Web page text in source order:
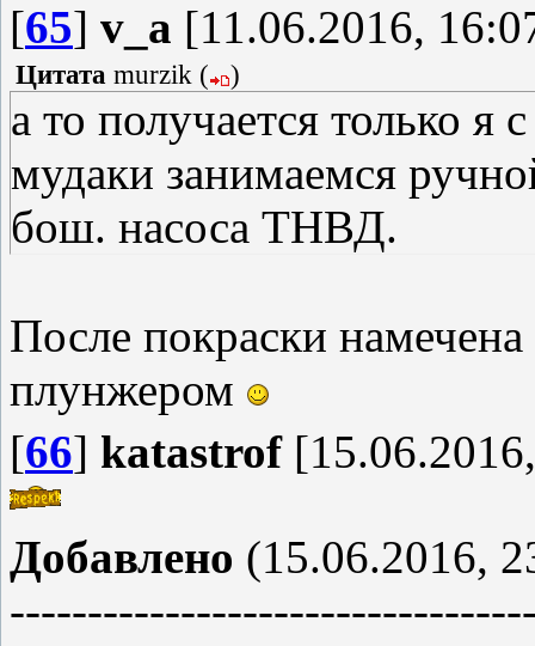
[65] v_a [11.06.2016,
Цитата murzik ( )
а то получается только я
мудаки занимаемся
бош. насоса ТНВД.
После покраски
плунжером
[66] katastrof
Добавлено (15.06.2016,